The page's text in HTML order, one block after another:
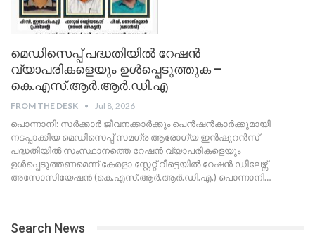
മെഡിസെപ്പ് പദ്ധതിയിൽ റേഷൻ
വ്യാപരികളെയും ഉൾപ്പെടുത്തുക –
കെ.എസ്.ആർ.ആർ.ഡി.എ
FROM THE DESK Jul 8, 2026
പൊന്നാനി: സർക്കാർ ജീവനക്കാർക്കും പെൻഷൻകാർക്കുമായി
നടപ്പാക്കിയ മെഡിസെപ്പ് സമഗ്ര ആരോഗ്യ ഇൻഷുറൻസ്
പദ്ധതിയിൽ സംസ്ഥാനത്തെ റേഷൻ വ്യാപരികളെയും
ഉൾപ്പെടുത്തണമെന്ന് കേരളാ സ്റ്റേറ്റ് റീട്ടെയിൽ റേഷൻ ഡീലേഴ്സ്
അസോസിയേഷൻ (കെ.എസ്.ആർ.ആർ.ഡി.എ.) പൊന്നാനി…
Search News